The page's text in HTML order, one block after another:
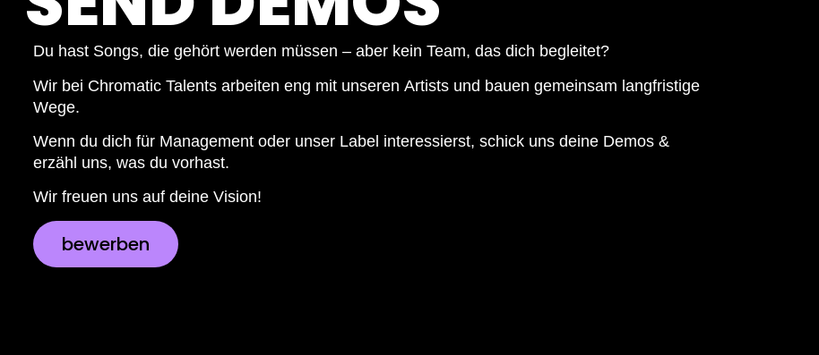
Du hast Songs, die gehört werden müssen – aber kein Team, das dich begleitet?
Wir bei Chromatic Talents arbeiten eng mit unseren Artists und bauen gemeinsam langfristige
Wege.
Wenn du dich für Management oder unser Label interessierst, schick uns deine Demos &
erzähl uns, was du vorhast.
Wir freuen uns auf deine Vision!
bewerben